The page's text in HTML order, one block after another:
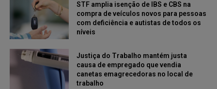
STF amplia isenção de IBS e CBS na
compra de veículos novos para pessoas
com deficiência e autistas de todos os
níveis
Justiça do Trabalho mantém justa
causa de empregado que vendia
canetas emagrecedoras no local de
trabalho